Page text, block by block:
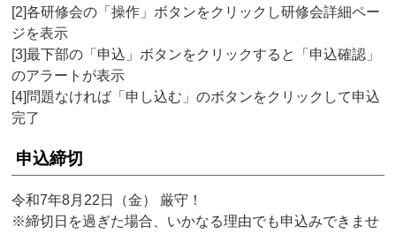
[2]各研修会の「操作」ボタンをクリックし研修会詳細ペー
ジを表示
[3]最下部の「申込」ボタンをクリックすると「申込確認」
のアラートが表示
[4]問題なければ「申し込む」のボタンをクリックして申込
完了
申込締切
令和7年8月22日（金） 厳守！
※締切日を過ぎた場合、いかなる理由でも申込みできませ